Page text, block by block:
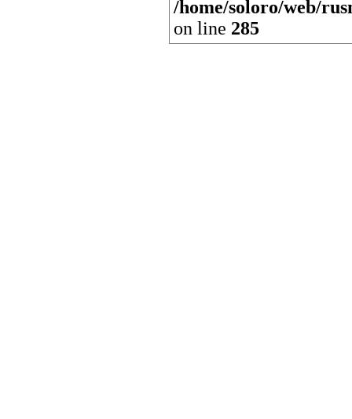
/home/soloro/web/
on line 285